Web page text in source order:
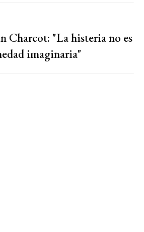
Charcot: "La histeria no es
imaginaria"